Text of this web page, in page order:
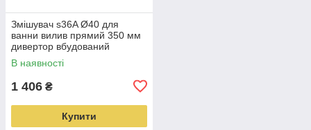
Змішувач s36A Ø40 для
ванни вилив прямий 350 мм
дивертор вбудований
картриджний AQUATICA
(9736250)
В наявності
1 406 ₴
Купити